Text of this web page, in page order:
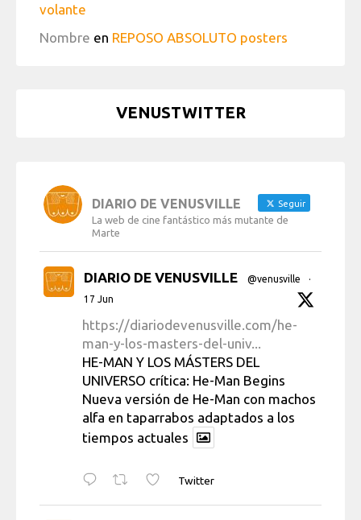
volante
Nombre en REPOSO ABSOLUTO posters
VENUSTWITTER
DIARIO DE VENUSVILLE Seguir
La web de cine fantástico más mutante de
Marte
DIARIO DE VENUSVILLE @venusville
·
17 Jun
https://diariodevenusville.com/he-
man-y-los-masters-del-univ...
HE-MAN Y LOS MÁSTERS DEL
UNIVERSO crítica: He-Man Begins
Nueva versión de He-Man con machos
alfa en taparrabos adaptados a los
tiempos actuales
Twitter